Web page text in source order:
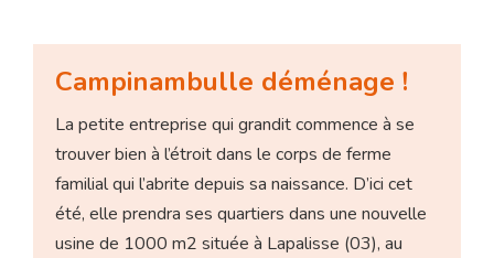
Campinambulle déménage !
La petite entreprise qui grandit commence à se
trouver bien à l’étroit dans le corps de ferme
familial qui l’abrite depuis sa naissance. D’ici cet
été, elle prendra ses quartiers dans une nouvelle
usine de 1000 m2 située à Lapalisse (03), au